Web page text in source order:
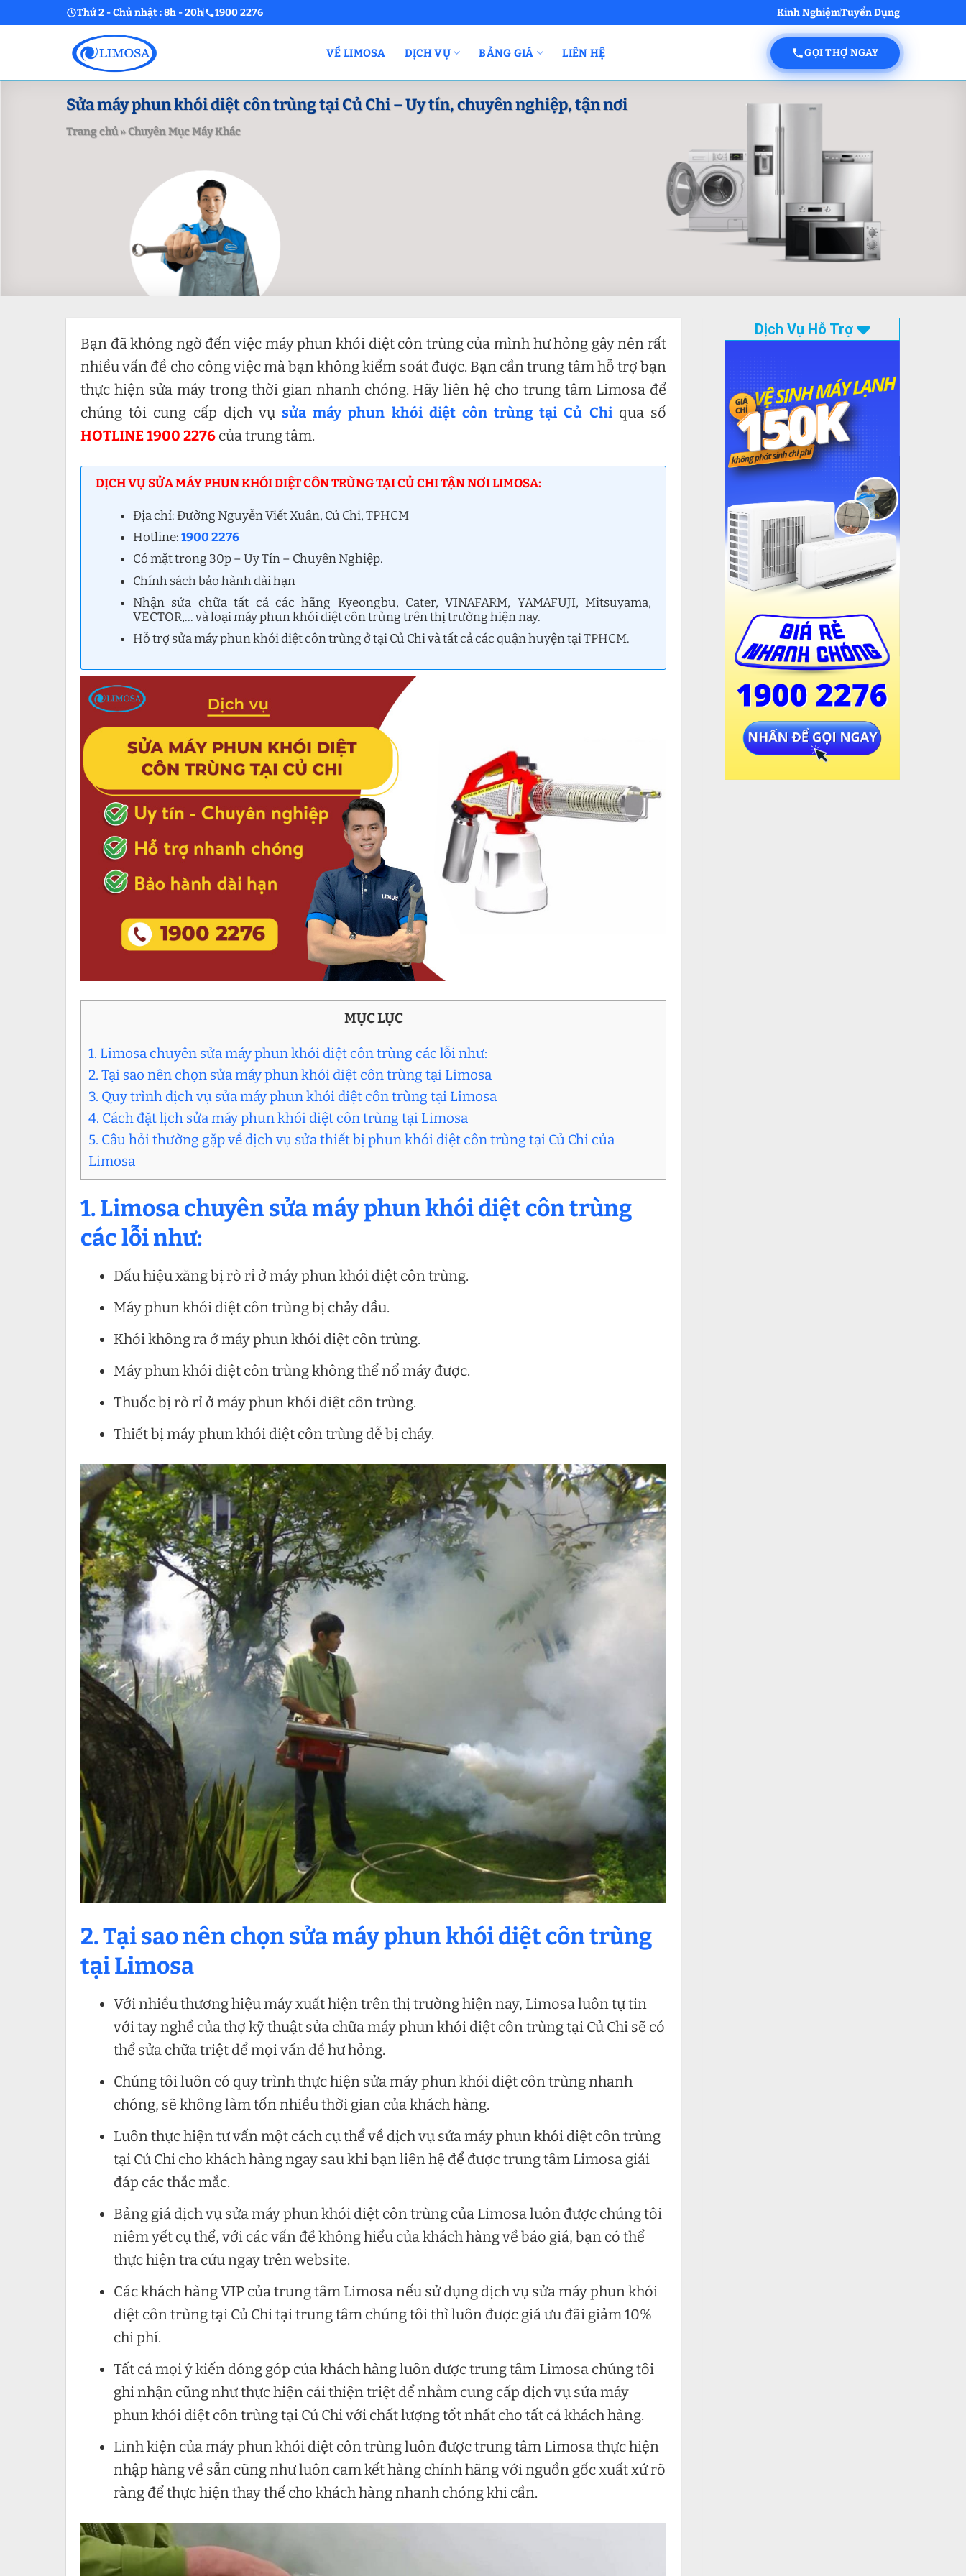
to
Thứ 2 - Chủ nhật : 8h - 20h 1900 2276 Kinh NghiệmTuyển Dụng
VỀ LIMOSA DỊCH VỤ BẢNG GIÁ LIÊN HỆ GỌI THỢ NGAY
Sửa máy phun khói diệt côn trùng tại Củ Chi – Uy tín, chuyên nghiệp, tận nơi
Trang chủ»Chuyên Mục Máy Khác
Bạn đã không ngờ đến việc máy phun khói diệt côn trùng của mình hư hỏng gây nên rất
nhiều vấn đề cho công việc mà bạn không kiểm soát được. Bạn cần trung tâm hỗ trợ bạn
thực hiện sửa máy trong thời gian nhanh chóng. Hãy liên hệ cho trung tâm Limosa để
chúng tôi cung cấp dịch vụsửa máy phun khói diệt côn trùng tại Củ Chi qua số
HOTLINE 1900 2276 của trung tâm.
DỊCH VỤ SỬA MÁY PHUN KHÓI DIỆT CÔN TRÙNG TẠI CỦ CHI TẬN NƠI LIMOSA:
Địa chỉ: Đường Nguyễn Viết Xuân, Củ Chi, TPHCM
Hotline:1900 2276
Có mặt trong 30p – Uy Tín – Chuyên Nghiệp.
Chính sách bảo hành dài hạn
Nhận sửa chữa tất cả các hãng Kyeongbu, Cater, VINAFARM, YAMAFUJI, Mitsuyama,
VECTOR,… và loại máy phun khói diệt côn trùng trên thị trường hiện nay.
Hỗ trợ sửa máy phun khói diệt côn trùng ở tại Củ Chi và tất cả các quận huyện tại TPHCM.
MỤC LỤC
1. Limosa chuyên sửa máy phun khói diệt côn trùng các lỗi như:
2. Tại sao nên chọn sửa máy phun khói diệt côn trùng tại Limosa
3. Quy trình dịch vụ sửa máy phun khói diệt côn trùng tại Limosa
4. Cách đặt lịch sửa máy phun khói diệt côn trùng tại Limosa
5. Câu hỏi thường gặp về dịch vụ sửa thiết bị phun khói diệt côn trùng tại Củ Chi của
Limosa
1. Limosa chuyên sửa máy phun khói diệt côn trùng
các lỗi như:
Dấu hiệu xăng bị rò rỉ ở máy phun khói diệt côn trùng.
Máy phun khói diệt côn trùng bị chảy dầu.
Khói không ra ở máy phun khói diệt côn trùng.
Máy phun khói diệt côn trùng không thể nổ máy được.
Thuốc bị rò rỉ ở máy phun khói diệt côn trùng.
Thiết bị máy phun khói diệt côn trùng dễ bị cháy.
2. Tại sao nên chọn sửa máy phun khói diệt côn trùng
tại Limosa
Với nhiều thương hiệu máy xuất hiện trên thị trường hiện nay, Limosa luôn tự tin
với tay nghề của thợ kỹ thuật sửa chữa máy phun khói diệt côn trùng tại Củ Chi sẽ có
thể sửa chữa triệt để mọi vấn đề hư hỏng.
Chúng tôi luôn có quy trình thực hiện sửa máy phun khói diệt côn trùng nhanh
chóng, sẽ không làm tốn nhiều thời gian của khách hàng.
Luôn thực hiện tư vấn một cách cụ thể về dịch vụ sửa máy phun khói diệt côn trùng
tại Củ Chi cho khách hàng ngay sau khi bạn liên hệ để được trung tâm Limosa giải
đáp các thắc mắc.
Bảng giá dịch vụ sửa máy phun khói diệt côn trùng của Limosa luôn được chúng tôi
niêm yết cụ thể, với các vấn đề không hiểu của khách hàng về báo giá, bạn có thể
thực hiện tra cứu ngay trên website.
Các khách hàng VIP của trung tâm Limosa nếu sử dụng dịch vụ sửa máy phun khói
diệt côn trùng tại Củ Chi tại trung tâm chúng tôi thì luôn được giá ưu đãi giảm 10%
chi phí.
Tất cả mọi ý kiến đóng góp của khách hàng luôn được trung tâm Limosa chúng tôi
ghi nhận cũng như thực hiện cải thiện triệt để nhằm cung cấp dịch vụ sửa máy
phun khói diệt côn trùng tại Củ Chi với chất lượng tốt nhất cho tất cả khách hàng.
Linh kiện của máy phun khói diệt côn trùng luôn được trung tâm Limosa thực hiện
nhập hàng về sẵn cũng như luôn cam kết hàng chính hãng với nguồn gốc xuất xứ rõ
ràng để thực hiện thay thế cho khách hàng nhanh chóng khi cần.
Dịch Vụ Hỗ Trợ